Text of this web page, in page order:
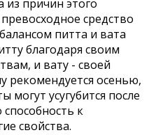
причин этого
средство
питта и вата
благодаря своим
и вату - своей
рекомендуется осенью,
могут усугубится после
способность к
свойства.